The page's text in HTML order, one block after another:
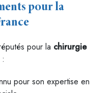
pour la
pour la chirurgie
pour son expertise en